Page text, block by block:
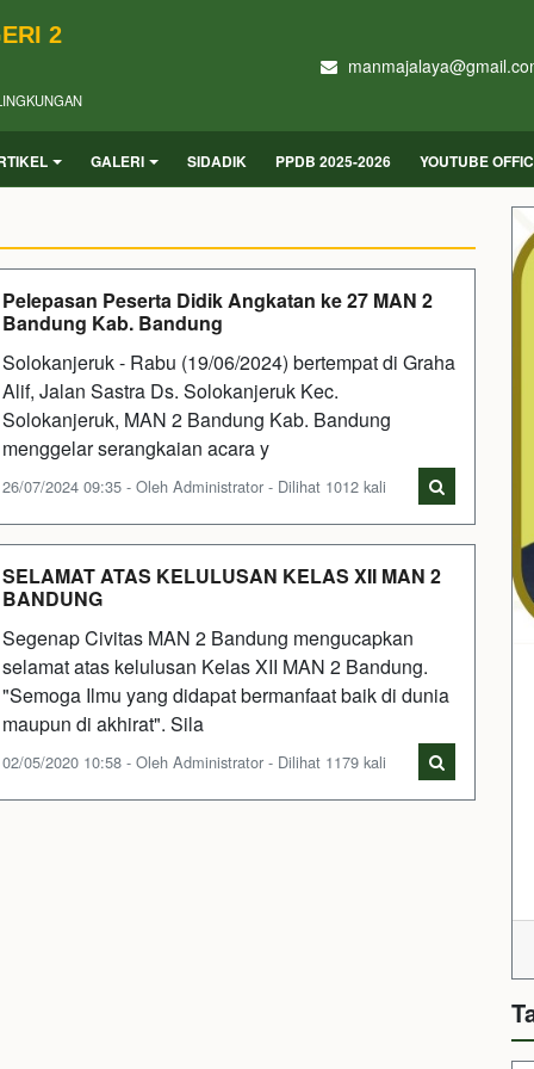
2
GALERI SIDADIK PPDB 2025-2026 YOUTUBE
Pelepasan Peserta Didik Angkatan ke 27 MAN 2
Bandung Kab. Bandung
Solokanjeruk - Rabu (19/06/2024) bertempat di Graha
Alif, Jalan Sastra Ds. Solokanjeruk Kec.
Solokanjeruk, MAN 2 Bandung Kab. Bandung
menggelar serangkaian acara y
26/07/2024 09:35 - Oleh Administrator - Dilihat 1012 kali
SELAMAT ATAS KELULUSAN KELAS XII MAN 2
BANDUNG
Segenap Civitas MAN 2 Bandung mengucapkan
selamat atas kelulusan Kelas XII MAN 2 Bandung.
"Semoga Ilmu yang didapat bermanfaat baik di dunia
maupun di akhirat". Sila
02/05/2020 10:58 - Oleh Administrator - Dilihat 1179 kali